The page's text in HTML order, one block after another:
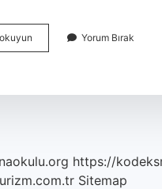
Algılama
Yorum Bırak
https://
Sitemap